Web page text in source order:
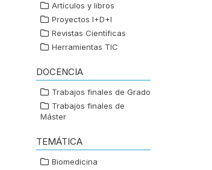
Artículos y libros
Proyectos I+D+I
Revistas Científicas
Herramientas TIC
DOCENCIA
Trabajos finales de Grado
Trabajos finales de
Máster
TEMÁTICA
Biomedicina